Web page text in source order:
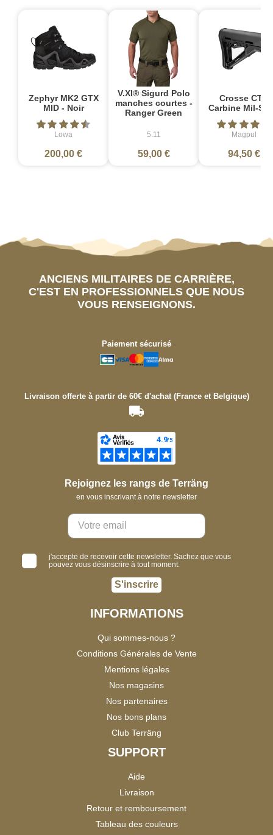
Zephyr MK2 GTX
MID - Noir
Lowa
200,00 €
V.XI® Sigurd Polo
manches courtes -
Ranger Green
5.11
59,00 €
Crosse CTR
Carbine Mil-
Magpul
94,50 €
ANCIENS MILITAIRES DE CARRIÈRE,
C'EST EN PROFESSIONNELS QUE NOUS
VOUS RENSEIGNONS.
Paiement sécurisé
Livraison offerte à partir de 60€ d'achat (France et Belgique)
Rejoignez les rangs de Terräng
en vous inscrivant à notre newsletter
j'accepte de recevoir cette newsletter. Sachez que vous
pouvez vous désinscrire à tout moment.
S'inscrire
INFORMATIONS
Qui sommes-nous ?
Conditions Générales de Vente
Mentions légales
Nos magasins
Nos partenaires
Nos bons plans
Club Terräng
SUPPORT
Aide
Livraison
Retour et remboursement
Tableau des couleurs